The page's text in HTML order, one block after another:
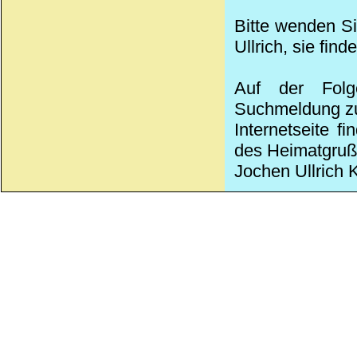
Bitte wenden
Ullrich, sie
Auf der
Suchmeldung
Internetseite
des
Jochen Ullrich